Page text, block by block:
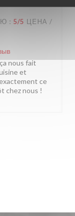
: 5/5 ЦЕНА /
nous fait
et
ce
chez nous !